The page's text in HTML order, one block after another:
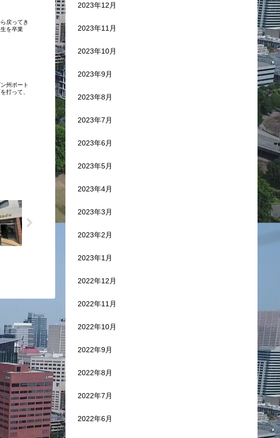
戻ってき
を卒業
州ポート
打って、
2023年12月
2023年11月
2023年10月
2023年9月
2023年8月
2023年7月
2023年6月
2023年5月
2023年4月
2023年3月
2023年2月
2023年1月
2022年12月
2022年11月
2022年10月
2022年9月
2022年8月
2022年7月
2022年6月